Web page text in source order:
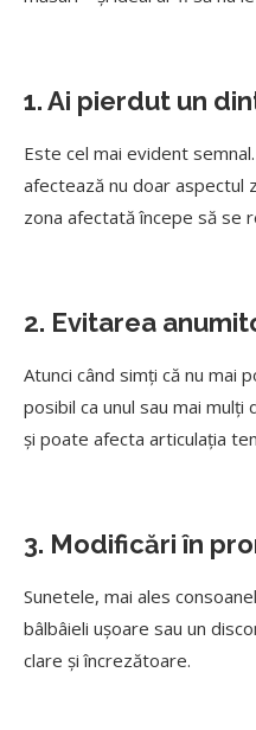
1. Ai pierdut un
Este cel mai evident
afectează nu doar aspectul
zona afectată începe să se
2. Evitarea
Atunci când simți că nu mai
posibil ca unul sau mai mulți
și poate afecta articulația
3. Modificări în
Sunetele, mai ales
bâlbâieli ușoare sau un
clare și încrezătoare.